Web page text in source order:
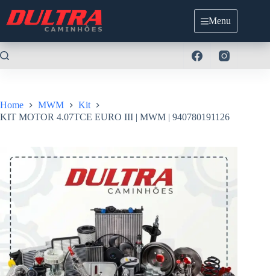
para
Menu
Home MWM
Kit
KIT MOTOR 4.07TCE EURO III | MWM | 940780191126